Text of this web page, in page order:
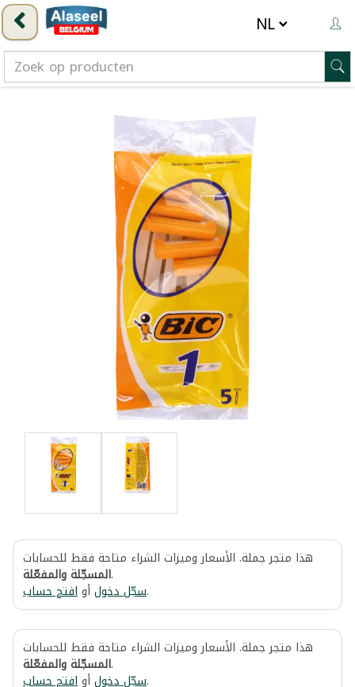
هذا متجر جملة. الأسعار وميزات الشراء متاحة فقط للحسابات
المسجّلة والمفعّلة.
سجّل دخولأوافتح حساب .
هذا متجر جملة. الأسعار وميزات الشراء متاحة فقط للحسابات
المسجّلة والمفعّلة.
سجّل دخولأوافتح حساب .